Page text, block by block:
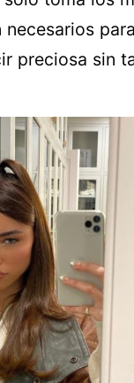
necesarios
preciosa sin